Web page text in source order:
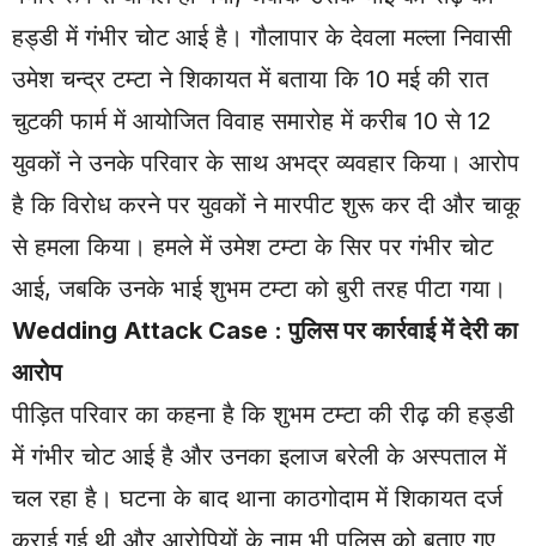
हड्डी में गंभीर चोट आई है। गौलापार के देवला मल्ला निवासी
उमेश चन्द्र टम्टा ने शिकायत में बताया कि 10 मई की रात
चुटकी फार्म में आयोजित विवाह समारोह में करीब 10 से 12
युवकों ने उनके परिवार के साथ अभद्र व्यवहार किया। आरोप
है कि विरोध करने पर युवकों ने मारपीट शुरू कर दी और चाकू
से हमला किया। हमले में उमेश टम्टा के सिर पर गंभीर चोट
आई, जबकि उनके भाई शुभम टम्टा को बुरी तरह पीटा गया।
Wedding Attack Case : पुलिस पर कार्रवाई में देरी का
आरोप
पीड़ित परिवार का कहना है कि शुभम टम्टा की रीढ़ की हड्डी
में गंभीर चोट आई है और उनका इलाज बरेली के अस्पताल में
चल रहा है। घटना के बाद थाना काठगोदाम में शिकायत दर्ज